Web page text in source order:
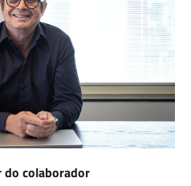
do colaborador